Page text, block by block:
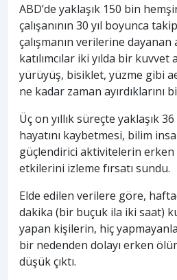
ABD’de yaklaşık 150 bin
çalışanının 30 yıl boyunca
çalışmanın verilerine dayanan
katılımcılar iki yılda bir
yürüyüş, bisiklet, yüzme gibi
ne kadar zaman ayırdıklarını
Üç on yıllık süreçte yaklaşık 36
hayatını kaybetmesi, bilim
güçlendirici aktivitelerin
etkilerini izleme fırsatı sundu.
Elde edilen verilere göre,
dakika (bir buçuk ila iki saat)
yapan kişilerin, hiç
bir nedenden dolayı erken
düşük çıktı.